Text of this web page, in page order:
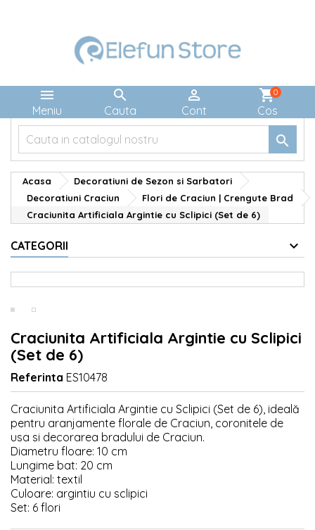

Meniu

Cauta

Cont
shopping_cart
Cos
0

Acasa
Decoratiuni de Sezon si Sarbatori
Decoratiuni Craciun
Flori de Craciun | Crengute Brad
Craciunita Artificiala Argintie cu Sclipici (Set de 6)
CATEGORII
Craciunita Artificiala Argintie cu Sclipici
(Set de 6)
Referinta ES10478
Craciunita Artificiala Argintie cu Sclipici (Set de 6), ideală
pentru aranjamente florale de Craciun, coronitele de
usa si decorarea bradului de Craciun.
Diametru floare: 10 cm
Lungime bat: 20 cm
Material: textil
Culoare: argintiu cu sclipici
Set: 6 flori